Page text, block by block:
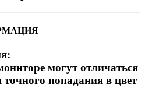
могут отличаться
попадания в цвет